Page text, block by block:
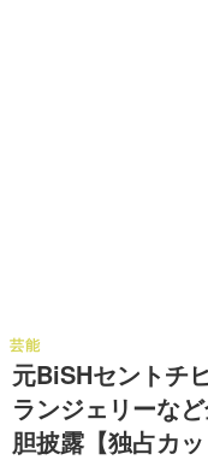
元BiSHセントチ
ランジェリーな
胆披露【独占カッ
芸能